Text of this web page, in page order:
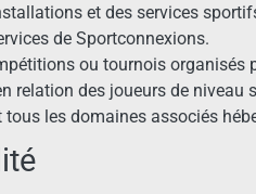
et des services
de Sportconnexions.
ou tournois organisés
relation des joueurs de
tous les domaines associés